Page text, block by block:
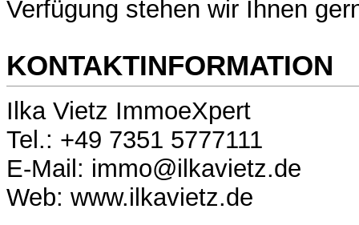
Verfügung stehen wir Ihnen
KONTAKTINFORMATION
Ilka Vietz ImmoeXpert
Tel.: +49 7351 5777111
E-Mail: immo@ilkavietz.de
Web: www.ilkavietz.de